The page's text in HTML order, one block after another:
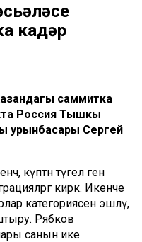
кадәр
саммитка
Россия Тышкы
урынбасары Сергей
күптән түгел генә
кирәк. Икенче
категориясен эшләү,
Рябков
санын ике